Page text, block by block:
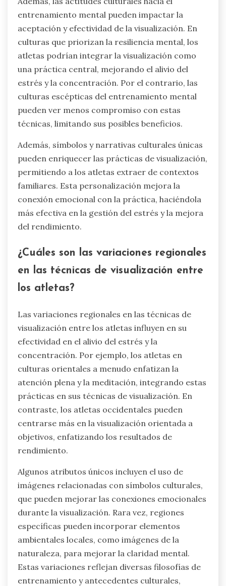
entrenamiento mental pueden impactar la
aceptación y efectividad de la visualización. En
culturas que priorizan la resiliencia mental, los
atletas podrían integrar la visualización como
una práctica central, mejorando el alivio del
estrés y la concentración. Por el contrario, las
culturas escépticas del entrenamiento mental
pueden ver menos compromiso con estas
técnicas, limitando sus posibles beneficios.
Además, símbolos y narrativas culturales únicas
pueden enriquecer las prácticas de visualización,
permitiendo a los atletas extraer de contextos
familiares. Esta personalización mejora la
conexión emocional con la práctica, haciéndola
más efectiva en la gestión del estrés y la mejora
del rendimiento.
¿Cuáles son las variaciones regionales
en las técnicas de visualización entre
los atletas?
Las variaciones regionales en las técnicas de
visualización entre los atletas influyen en su
efectividad en el alivio del estrés y la
concentración. Por ejemplo, los atletas en
culturas orientales a menudo enfatizan la
atención plena y la meditación, integrando estas
prácticas en sus técnicas de visualización. En
contraste, los atletas occidentales pueden
centrarse más en la visualización orientada a
objetivos, enfatizando los resultados de
rendimiento.
Algunos atributos únicos incluyen el uso de
imágenes relacionadas con símbolos culturales,
que pueden mejorar las conexiones emocionales
durante la visualización. Rara vez, regiones
específicas pueden incorporar elementos
ambientales locales, como imágenes de la
naturaleza, para mejorar la claridad mental.
Estas variaciones reflejan diversas filosofías de
entrenamiento y antecedentes culturales,